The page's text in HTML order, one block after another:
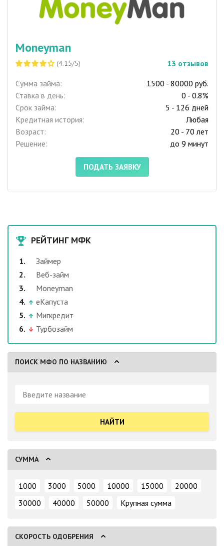
Moneyman
(4.15/5) 13 отзывов
Сумма займа:
1500 - 80000 руб.
Ставка в день:
0 - 0.8%
Срок займа:
5 - 126 дней
Кредитная история:
Любая
Возраст:
20 - 70 лет
Решение:
до 9 минут
ПОДАТЬ ЗАЯВКУ
РЕЙТИНГ МФК
Займер
Веб-займ
Moneyman
еКапуста
Мигкредит
Турбозайм
ПОИСК МФО ПО НАЗВАНИЮ
Поиск:
СУММА
1000 3000 5000 10000 15000
20000
30000
40000 50000 Крупная сумма
СКОРОСТЬ ОДОБРЕНИЯ